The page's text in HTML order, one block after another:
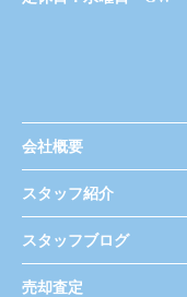
会社概要
スタッフ紹介
スタッフブログ
売却査定